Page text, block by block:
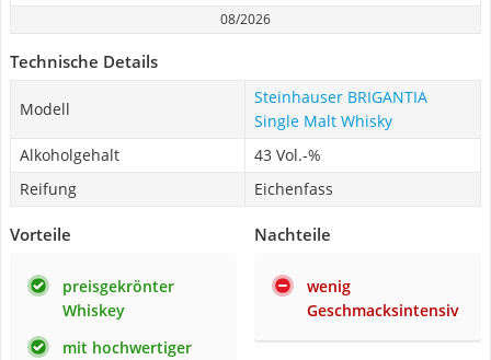
08/2026
Technische Details
Modell
Steinhauser BRIGANTIA
Single Malt Whisky
Alkoholgehalt
43 Vol.-%
Reifung
Eichenfass
Vorteile
preisgekrönter
Whiskey
mit hochwertiger
Nachteile
wenig
Geschmacksintensiv